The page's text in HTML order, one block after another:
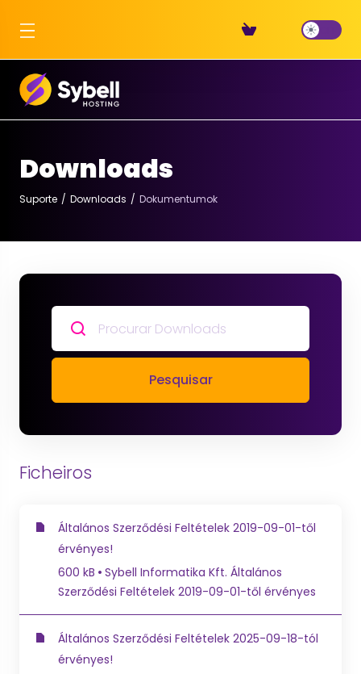
Downloads
Suporte Downloads Dokumentumok
Pesquisar
Ficheiros
Általános Szerződési Feltételek 2019-09-01-től
érvényes!
600 kB
Sybell Informatika Kft. Általános
Szerződési Feltételek 2019-09-01-től érvényes
Általános Szerződési Feltételek 2025-09-18-tól
érvényes!